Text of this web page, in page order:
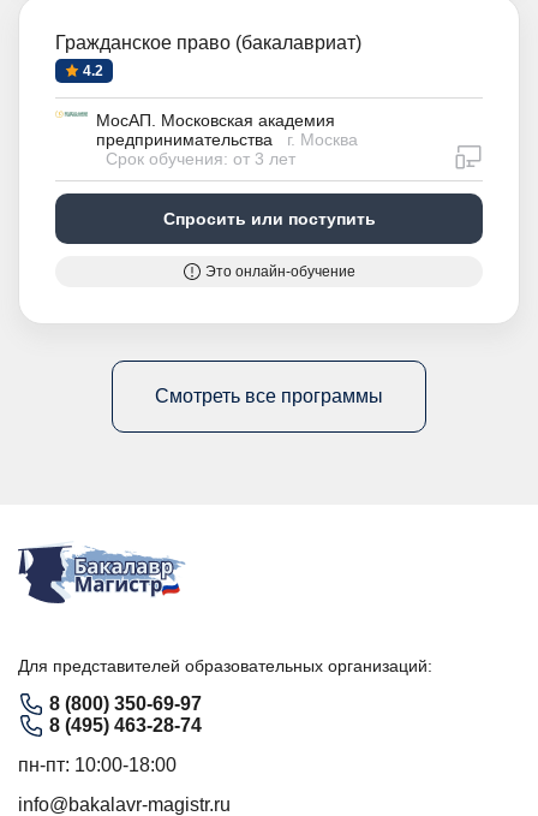
Гражданское право (бакалавриат)
4.2
МосАП. Московская академия
предпринимательства
г. Москва
Срок обучения: от 3 лет
Спросить или поступить
Это онлайн-обучение
Смотреть все программы
Для представителей образовательных организаций:
8 (800) 350-69-97
8 (495) 463-28-74
пн-пт: 10:00-18:00
info@bakalavr-magistr.ru